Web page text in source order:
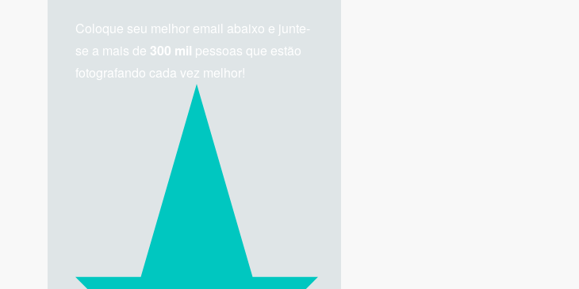
Coloque seu melhor email abaixo e junte-
se a mais de 300 mil pessoas que estão
fotografando cada vez melhor!